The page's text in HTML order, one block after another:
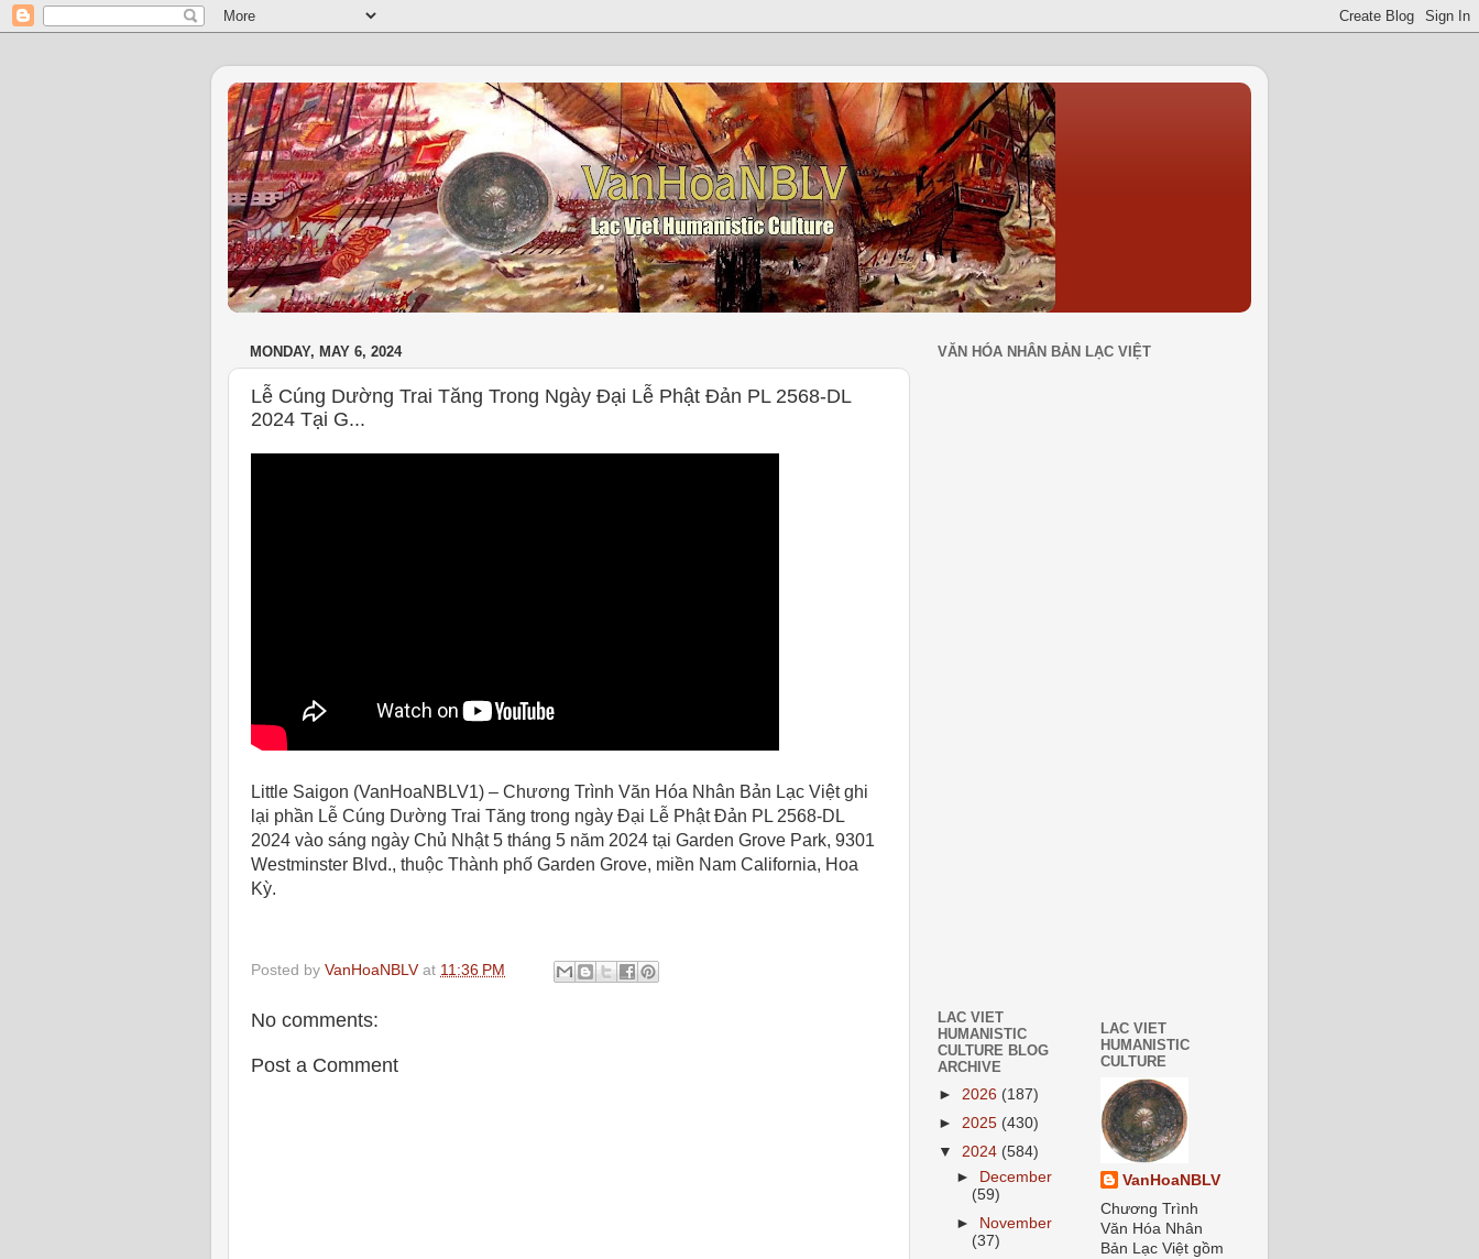
MONDAY, MAY 6, 2024
Lễ Cúng Dường Trai Tăng Trong Ngày Đại Lễ Phật Đản PL 2568-DL
2024 Tại G...
Little Saigon (VanHoaNBLV1) – Chương Trình Văn Hóa Nhân Bản Lạc Việt ghi
lại phần Lễ Cúng Dường Trai Tăng trong ngày Đại Lễ Phật Đản PL 2568-DL
2024 vào sáng ngày Chủ Nhật 5 tháng 5 năm 2024 tại Garden Grove Park, 9301
Westminster Blvd., thuộc Thành phố Garden Grove, miền Nam California, Hoa
Kỳ.
Posted by VanHoaNBLV at 11:36 PM
No comments:
Post a Comment
VĂN HÓA NHÂN BẢN LẠC VIỆT
LAC VIET
HUMANISTIC
CULTURE BLOG
ARCHIVE
► 2026 (187)
► 2025 (430)
▼ 2024 (584)
►
December
(59)
►
November
(37)
LAC VIET
HUMANISTIC
CULTURE
VanHoaNBLV
Chương Trình
Văn Hóa Nhân
Bản Lạc Việt gồm